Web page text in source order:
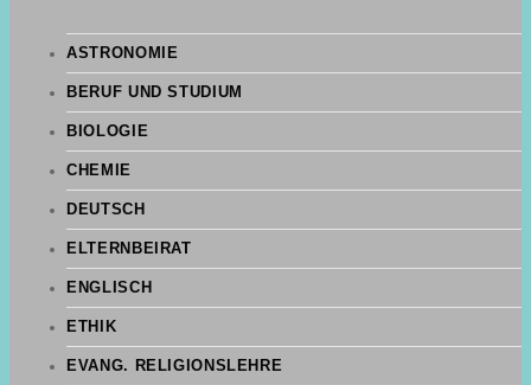
ASTRONOMIE
BERUF UND STUDIUM
BIOLOGIE
CHEMIE
DEUTSCH
ELTERNBEIRAT
ENGLISCH
ETHIK
EVANG. RELIGIONSLEHRE